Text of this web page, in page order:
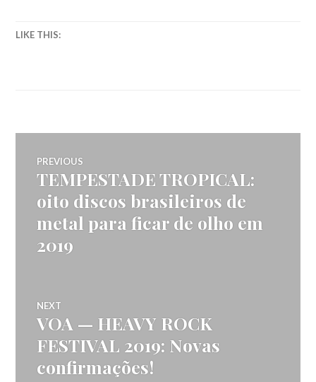
LIKE THIS:
Navegação
de
artigos
PREVIOUS
Previous
post:
TEMPESTADE TROPICAL:
oito discos brasileiros de
metal para ficar de olho em
2019
NEXT
Next
VOA — HEAVY ROCK
FESTIVAL 2019: Novas
confirmações!